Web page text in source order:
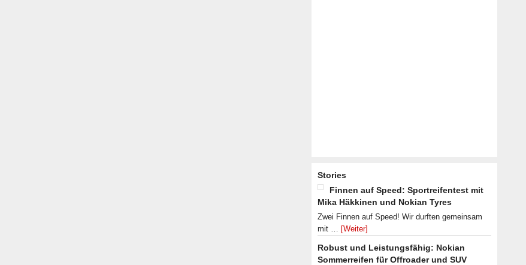
Stories
Finnen auf Speed: Sportreifentest mit
Mika Häkkinen und Nokian Tyres
Zwei Finnen auf Speed! Wir durften gemeinsam
mit … [Weiter]
Robust und Leistungsfähig: Nokian
Sommerreifen für Offroader und SUV